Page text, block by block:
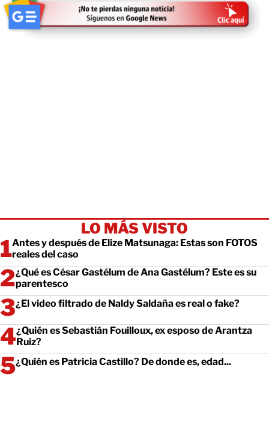
LO MÁS VISTO
Antes y después de Elize Matsunaga: Estas son FOTOS
reales del caso
¿Qué es César Gastélum de Ana Gastélum? Este es su
parentesco
¿El video filtrado de Naldy Saldaña es real o fake?
¿Quién es Sebastián Fouilloux, ex esposo de Arantza
Ruiz?
¿Quién es Patricia Castillo? De donde es, edad...